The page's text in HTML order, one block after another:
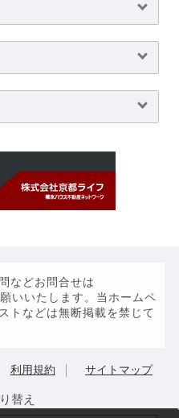
などお問合せは
いいたします。当ホームペ
トなどは無断掲載を禁じて
利用規約 サイトマップ
替え